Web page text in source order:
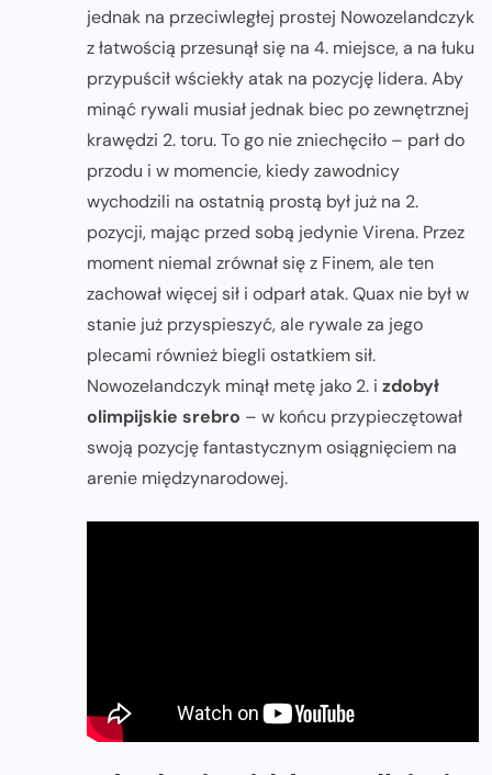
jednak na przeciwległej prostej Nowozelandczyk
z łatwością przesunął się na 4. miejsce, a na łuku
przypuścił wściekły atak na pozycję lidera. Aby
minąć rywali musiał jednak biec po zewnętrznej
krawędzi 2. toru. To go nie zniechęciło – parł do
przodu i w momencie, kiedy zawodnicy
wychodzili na ostatnią prostą był już na 2.
pozycji, mając przed sobą jedynie Virena. Przez
moment niemal zrównał się z Finem, ale ten
zachował więcej sił i odparł atak. Quax nie był w
stanie już przyspieszyć, ale rywale za jego
plecami również biegli ostatkiem sił.
Nowozelandczyk minął metę jako 2. i zdobył
olimpijskie srebro – w końcu przypieczętował
swoją pozycję fantastycznym osiągnięciem na
arenie międzynarodowej.